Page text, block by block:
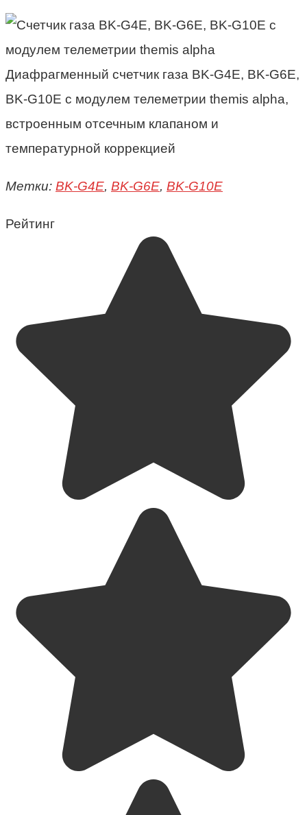
Диафрагменный счетчик газа BK-G4E, BK-G6E,
BK-G10E с модулем телеметрии themis alpha,
встроенным отсечным клапаном и
температурной коррекцией
Метки: BK-G4E, BK-G6E, BK-G10E
Рейтинг